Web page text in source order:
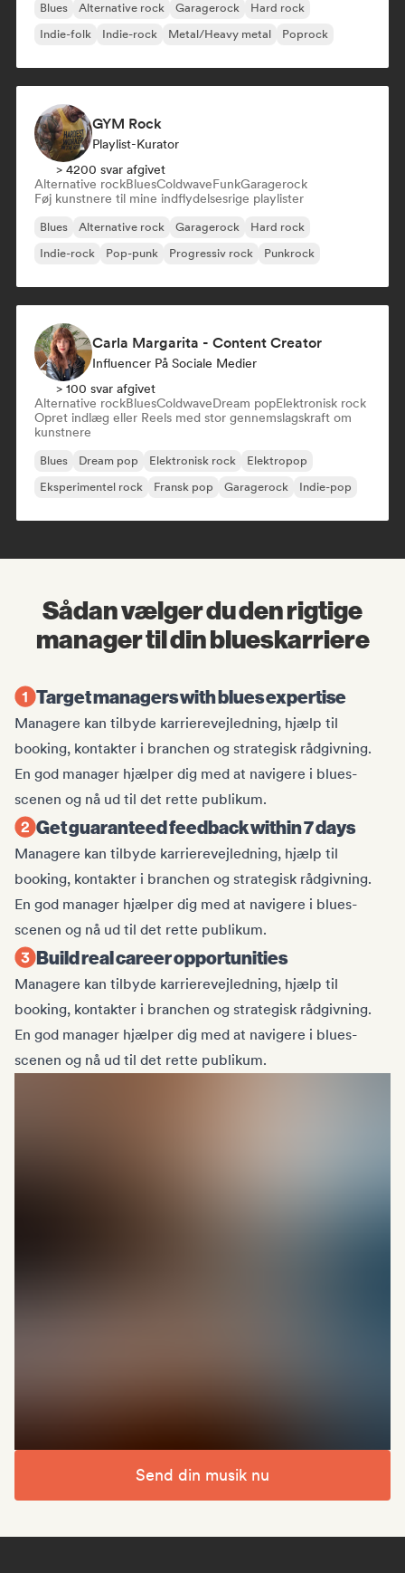
Blues Alternative rock Garagerock
Hard rock
Indie-folk
Indie-rock Metal/Heavy metal Poprock
GYM Rock
Playlist-Kurator
> 4200 svar afgivet
Alternative rockBluesColdwaveFunkGaragerock
Føj kunstnere til mine indflydelsesrige playlister
Blues Alternative rock Garagerock
Hard rock
Indie-rock
Pop-punk Progressiv rock Punkrock
Carla Margarita - Content Creator
Influencer På Sociale Medier
> 100 svar afgivet
Alternative rockBluesColdwaveDream popElektronisk rock
Opret indlæg eller Reels med stor gennemslagskraft om
kunstnere
Blues Dream pop Elektronisk rock
Elektropop
Eksperimentel rock
Fransk pop Garagerock Indie-pop
Sådan vælger du den rigtige
manager til din blueskarriere
Target managers with blues expertise
Managere kan tilbyde karrierevejledning, hjælp til
booking, kontakter i branchen og strategisk rådgivning.
En god manager hjælper dig med at navigere i blues-
scenen og nå ud til det rette publikum.
Get guaranteed feedback within 7 days
Managere kan tilbyde karrierevejledning, hjælp til
booking, kontakter i branchen og strategisk rådgivning.
En god manager hjælper dig med at navigere i blues-
scenen og nå ud til det rette publikum.
Build real career opportunities
Managere kan tilbyde karrierevejledning, hjælp til
booking, kontakter i branchen og strategisk rådgivning.
En god manager hjælper dig med at navigere i blues-
scenen og nå ud til det rette publikum.
Send din musik nu